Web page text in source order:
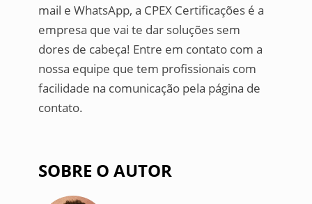
mail e WhatsApp, a CPEX Certificações é a
empresa que vai te dar soluções sem
dores de cabeça! Entre em contato com a
nossa equipe que tem profissionais com
facilidade na comunicação pela página de
contato.
SOBRE O AUTOR